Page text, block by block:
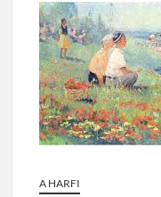
A HARFI